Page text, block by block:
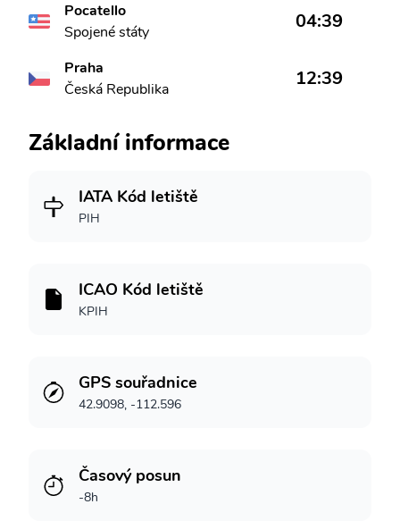
Pocatello
Spojené státy
04:39
Praha
Česká Republika
12:39
Základní informace
IATA Kód letiště
PIH
ICAO Kód letiště
KPIH
GPS souřadnice
42.9098, -112.596
Časový posun
-8h